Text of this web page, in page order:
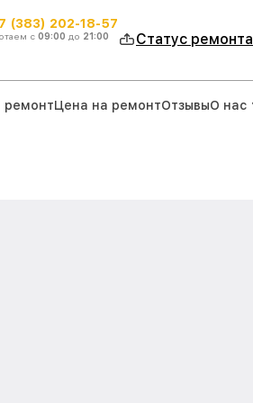
(383) 202-18-57
с 09:00 до 21:00 Статус ремонта
ремонтЦена на ремонтОтзывыО нас